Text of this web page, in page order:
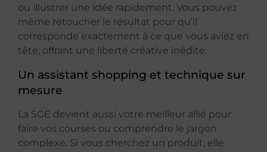
ou illustrer une idée rapidement. Vous pouvez
même retoucher le résultat pour qu’il
corresponde exactement à ce que vous aviez en
tête, offrant une liberté créative inédite.
Un assistant shopping et technique sur
mesure
La SGE devient aussi votre meilleur allié pour
faire vos courses ou comprendre le jargon
complexe. Si vous cherchez un produit, elle